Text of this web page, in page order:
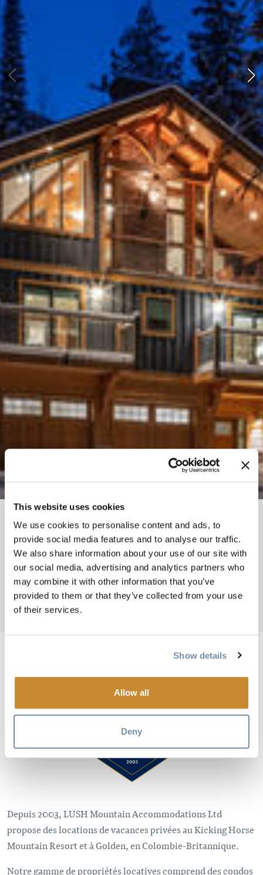
This website uses cookies
We use cookies to personalise content and ads, to
provide social media features and to analyse our traffic.
We also share information about your use of our site with
our social media, advertising and analytics partners who
may combine it with other information that you’ve
provided to them or that they’ve collected from your use
of their services.
Show details
Allow all
Deny
FIL D'ARIANE
Où séjourner Logements
HÉBERGEMENT EN
MONTAGNE LUSH
Add to My Trip
Depuis 2003, LUSH Mountain Accommodations Ltd
propose des locations de vacances privées au Kicking Horse
Mountain Resort et à Golden, en Colombie-Britannique.
Notre gamme de propriétés locatives comprend des condos